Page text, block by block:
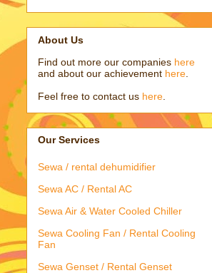
About Us
Find out more our companies here
and about our achievement here
Feel free to contact us here
Our Services
Sewa / rental dehumidifier
Sewa AC / Rental AC
Sewa Air & Water Cooled Chiller
Sewa Cooling Fan / Rental Cooling
Fan
Sewa Genset / Rental Genset